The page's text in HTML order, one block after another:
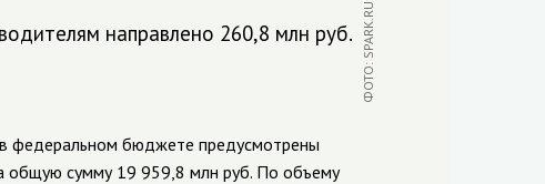
направлено 260,8 млн руб. ФОТО: SPARK.RU
федеральном бюджете предусмотрены
общую сумму 19 959,8 млн руб. По объему